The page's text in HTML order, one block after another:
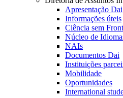
Apresentação Dai
Informações úteis
Ciência sem
Núcleo de
NAIs
Documentos Dai
Instituições
Mobilidade
Oportunidades
International